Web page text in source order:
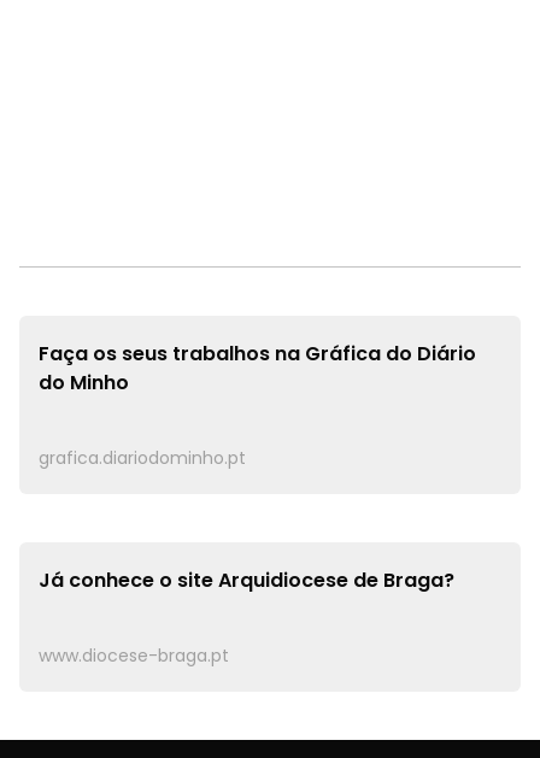
Faça os seus trabalhos na Gráfica do Diário
do Minho
grafica.diariodominho.pt
Já conhece o siteArquidiocese de Braga?
www.diocese-braga.pt